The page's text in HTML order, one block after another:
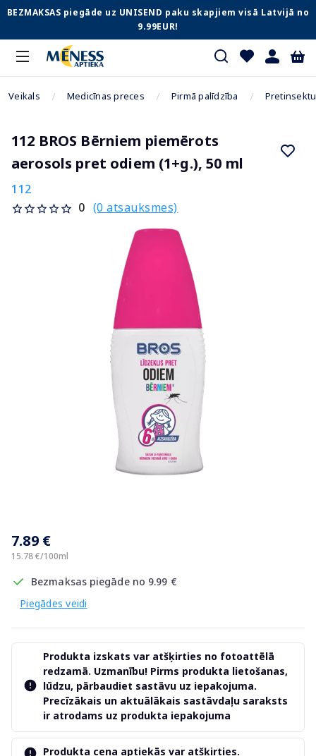
BEZMAKSAS piegāde uz UNISEND paku skapjiem visā Latvijā no
9.99EUR!
Veikals Medicīnas preces Pirmā palīdzība
112 BROS Bērniem piemērots
aerosols pret odiem (1+g.), 50 ml
112
0 (0 atsauksmes)
7.89 €
15.78 €/100ml
Bezmaksas piegāde no 9.99 €
Piegādes veidi
Produkta izskats var atšķirties no fotoattēlā
redzamā. Uzmanību! Pirms produkta lietošanas,
lūdzu, pārbaudiet sastāvu uz iepakojuma.
Precīzākais un aktuālākais sastāvdaļu saraksts
ir atrodams uz produkta iepakojuma
Produkta cena aptiekās var atšķirties.